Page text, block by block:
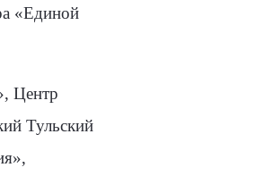
«Единой
Центр
Тульский